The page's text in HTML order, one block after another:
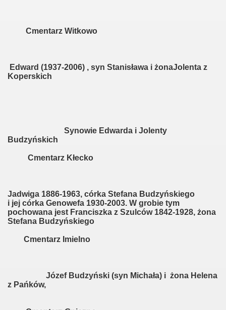
Cmentarz Witkowo
Edward (1937-2006) , syn Stanisława i żonaJolenta z
Koperskich
Synowie Edwarda i Jolenty
Budzyńskich
Cmentarz Kłecko
Jadwiga 1886-1963, córka Stefana Budzyńskiego
i jej córka Genowefa 1930-2003. W grobie tym
pochowana jest Franciszka z Szulców 1842-1928, żona
Stefana Budzyńskiego
Cmentarz Imielno
Józef Budzyński (syn Michała) i żona Helena
z Pańków,